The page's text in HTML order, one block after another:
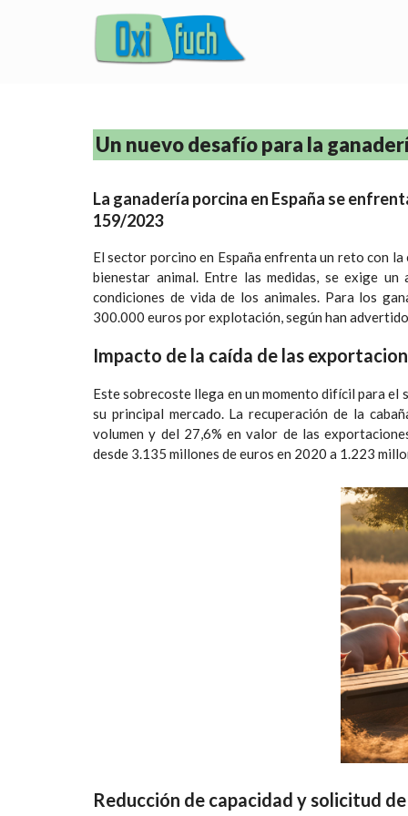
Un nuevo desafío para la
La ganadería porcina en España se
159/2023
El sector porcino en España enfrenta un reto con
bienestar animal. Entre las medidas, se exige
condiciones de vida de los animales. Para los
300.000 euros por explotación, según han
Impacto de la caída de las
Este sobrecoste llega en un momento difícil para el
su principal mercado. La recuperación de la
volumen y del 27,6% en valor de las
desde 3.135 millones de euros en 2020 a 1.223
Reducción de capacidad y solicitud